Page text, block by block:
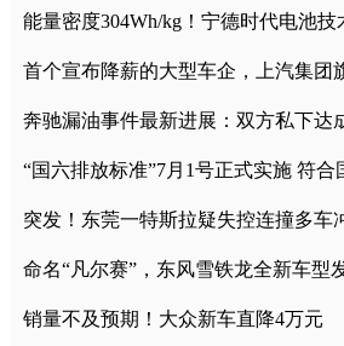
能量密度304Wh/kg！宁德时代电池技
突发！东莞一特斯拉疑失控连撞多车
命名“凡尔赛”，东风雪铁龙全新车型
销量不及预期！大众新车直降4万元